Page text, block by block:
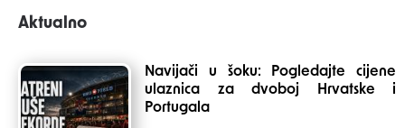
Aktualno
Navijači u šoku: Pogledajte cijene
ulaznica za dvoboj Hrvatske i
Portugala